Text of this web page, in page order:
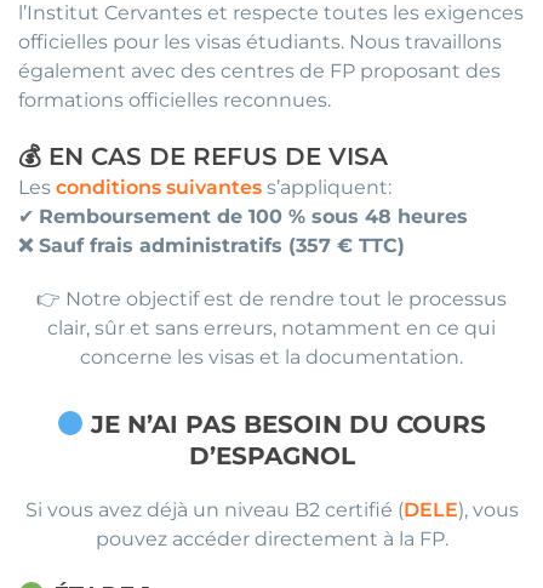
l’Institut Cervantes et respecte toutes les exigences
officielles pour les visas étudiants. Nous travaillons
également avec des centres de FP proposant des
formations officielles reconnues.
💰 EN CAS DE REFUS DE VISA
Les conditions suivantes s’appliquent:
✔ Remboursement de 100 % sous 48 heures
❌ Sauf frais administratifs (357 € TTC)
👉 Notre objectif est de rendre tout le processus
clair, sûr et sans erreurs, notamment en ce qui
concerne les visas et la documentation.
JE N’AI PAS BESOIN DU COURS
D’ESPAGNOL
Si vous avez déjà un niveau B2 certifié (DELE), vous
pouvez accéder directement à la FP.